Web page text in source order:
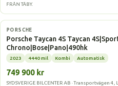
FRÅN TÄBY.
Elbil
PORSCHE
Porsche Taycan 4S Taycan
Chrono|Bose|Pano|490hk
2023 4440 mil Kombi Automatisk
749 900 kr
SYDSVERIGE BILCENTER AB · Transportvägen